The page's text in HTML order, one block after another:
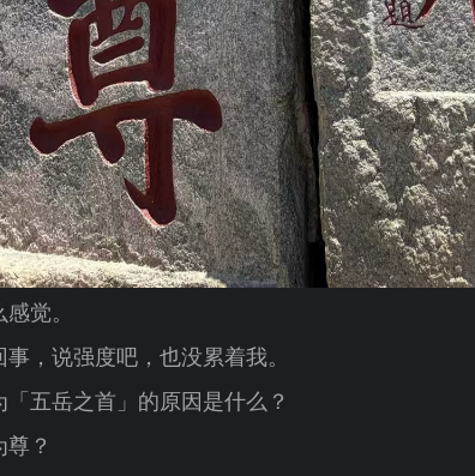
觉。
，说强度吧，也没累着我。
五岳之首」的原因是什么？
？